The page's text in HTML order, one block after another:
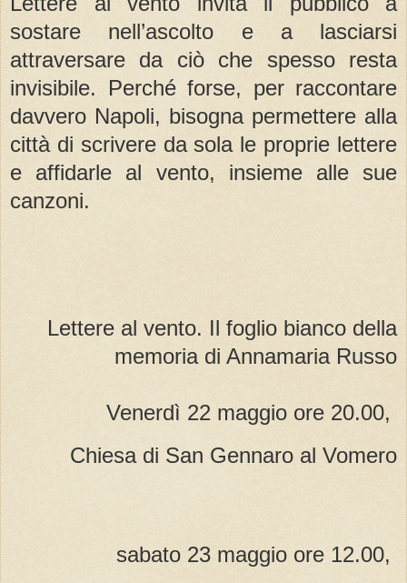
sostare nell’ascolto e a lasciarsi
attraversare da ciò che spesso resta
invisibile. Perché forse, per raccontare
davvero Napoli, bisogna permettere alla
città di scrivere da sola le proprie lettere
e affidarle al vento, insieme alle sue
canzoni.
Lettere al vento. Il foglio bianco della
memoria di Annamaria Russo
Venerdì 22 maggio ore 20.00,
Chiesa di San Gennaro al Vomero
sabato 23 maggio ore 12.00,